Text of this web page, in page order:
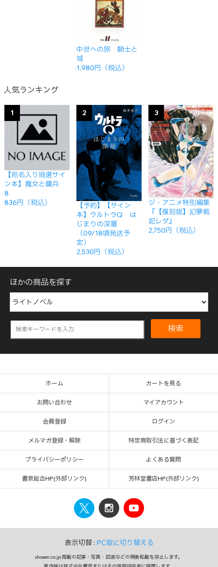
中世への旅 騎士と
城
1,980円（税込）
人気ランキング
1
【宛名入り抽選サイ
ン本】魔女と傭兵
8
836円（税込）
2
【予約】【サイン
本】ウルトラQ は
じまりの深層
（09/18頃発送予
定）
2,530円（税込）
3
ジ・アニメ特別編集
『【復刻版】幻夢戦
記レダ』
2,750円（税込）
ほかの商品を探す
検索
ホーム カートを見る
お問い合わせ マイアカウント
会員登録 ログイン
メルマガ登録・解除 特定商取引法に基づく表記
プライバシーポリシー よくある質問
書泉総合HP(外部リンク) 芳林堂書店HP(外部リンク)
表示切替 : PC版に切り替える
shosen.co.jp 掲載の記事・写真・図表などの無断転載を禁止します。